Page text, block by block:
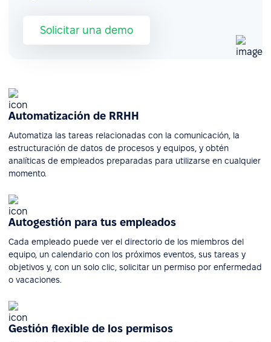
Solicitar una demo
Automatización de RRHH
Automatiza las tareas relacionadas con la comunicación, la
estructuración de datos de procesos y equipos, y obtén
analíticas de empleados preparadas para utilizarse en cualquier
momento.
Autogestión para tus empleados
Cada empleado puede ver el directorio de los miembros del
equipo, un calendario con los próximos eventos, sus tareas y
objetivos y, con un solo clic, solicitar un permiso por enfermedad
o vacaciones.
Gestión flexible de los permisos